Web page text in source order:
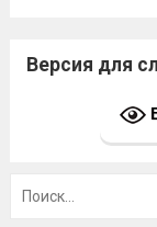
Версия для